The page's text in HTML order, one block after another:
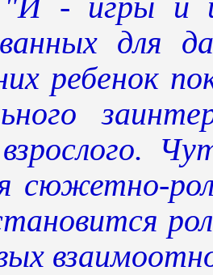
для
ребенок
сюжетно-